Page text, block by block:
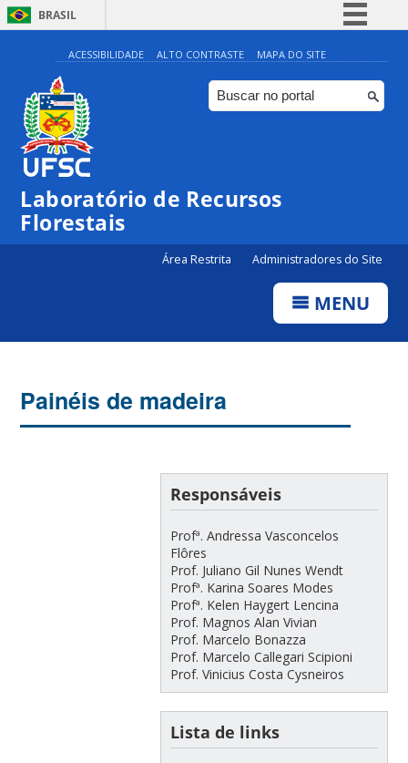
BRASIL
Simplifique!
Comunica BR
Participe
Canais
ACESSIBILIDADE ALTO CONTRASTE MAPA DO SITE
Laboratório de Recursos
Florestais
Área Restrita Administradores do Site
MENU
Painéis de madeira
Responsáveis
Profª. Andressa Vasconcelos
Flôres
Prof. Juliano Gil Nunes Wendt
Profª. Karina Soares Modes
Profª. Kelen Haygert Lencina
Prof. Magnos Alan Vivian
Prof. Marcelo Bonazza
Prof. Marcelo Callegari Scipioni
Prof. Vinicius Costa Cysneiros
Lista de links